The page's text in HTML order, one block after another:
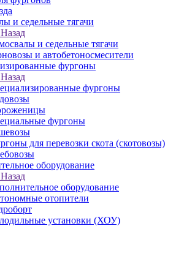
и седельные тягачи
Назад
и седельные тягачи
и автобетоносмесители
фургоны
Назад
фургоны
фургоны
для перевозки скота (скотовозы)
оборудование
Назад
оборудование
отопители
установки (ХОУ)